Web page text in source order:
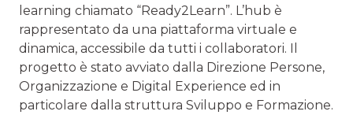
learning chiamato “Ready2Learn”. L’hub è
rappresentato da una piattaforma virtuale e
dinamica, accessibile da tutti i collaboratori. Il
progetto è stato avviato dalla Direzione Persone,
Organizzazione e Digital Experience ed in
particolare dalla struttura Sviluppo e Formazione.